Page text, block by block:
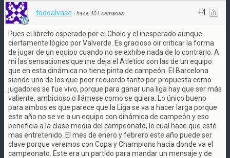
+4
todoalvaso · hace 401 semanas
Pues el libreto esperado por el Cholo y el inesperado aunque
ciertamente lógico por Valverde. Es gracioso oir criticar la forma
de jugar de un equipo cuando no se exhibe nada de lo contrario. A
mi las sensaciones que me deja el Atletico son las de un equipo
que en esta dinámica no tiene pinta de campeón. El Barcelona
siendo uno de los que peor recuerdo tanto por propuesta como
jugadores se fue vivo, porque para ganar una liga hay que ser más
valiente, ambicioso o llámese como se quiera. Lo único bueno
para ambos es que parece que la Liga se va a hacer larga porque
este año no se ve a un equipo con dinámica de campeón y eso
beneficia a la clase media del campeonato, lo cual hace que esté
mas entretenido. El mes de enero y febrero este año puede ser
clave porque veremos con Copa y Champions hacia donde va el
campeonato. Este era un partido para mandar un mensaje y de